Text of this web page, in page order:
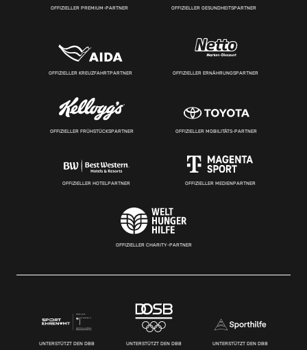
OFFIZIELLER PREMIUM-PARTNER OFFIZIELLER GESUNDHEITSPARTNER
OFFIZIELLER KREUZFAHRTPARTNER OFFIZIELLER ERNÄHRUNGSPARTNER
OFFIZIELLER FRÜHSTÜCKSPARTNER OFFIZIELLER MOBILITÄTS-PARTNER
OFFIZIELLER HOTELPARTNER OFFIZIELLER MEDIENPARTNER
OFFIZIELLER CHARITY-PARTNER
UNTERSTÜTZT DEN DBB UNTERSTÜTZT DEN DBB UNTERSTÜTZT DEN DBB